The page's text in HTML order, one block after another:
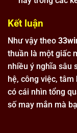
Kết luận
Như vậy theo
thuần là một giấc
nhiều ý nghĩa sâu
hệ, công việc,
có cái nhìn tổng
số may mắn mà